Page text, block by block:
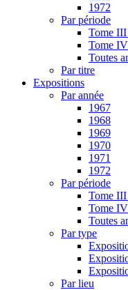
1972
Par période
Tome
Tome
Toutes
Par titre
Expositions
Par année
1967
1968
1969
1970
1971
1972
Par période
Tome
Tome
Toutes
Par type
Par lieu